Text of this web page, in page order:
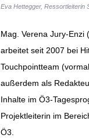
Eva Hettegger, Ressortleiterin
Mag. Verena Jury-Enzi
arbeitet seit 2007 bei
Touchpointteam
außerdem als
Inhalte im Ö3-
Projektleiterin im
Ö3.